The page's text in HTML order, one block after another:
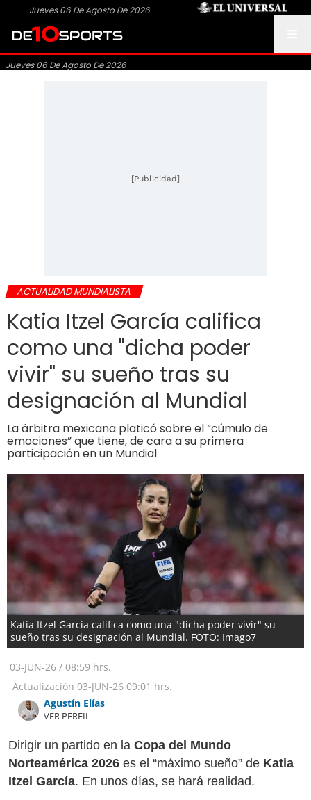
Jueves 06 De Agosto De 2026
Jueves 06 De Agosto De 2026
[Publicidad]
ACTUALIDAD MUNDIALISTA
Katia Itzel García califica
como una "dicha poder
vivir" su sueño tras su
designación al Mundial
La árbitra mexicana platicó sobre el “cúmulo de
emociones” que tiene, de cara a su primera
participación en un Mundial
Katia Itzel García califica como una "dicha poder vivir" su
sueño tras su designación al Mundial. FOTO: Imago7
03-JUN-26 / 08:59 hrs.
Actualización 03-JUN-26 09:01 hrs.
Agustín Elías
VER PERFIL
Dirigir un partido en la Copa del Mundo
Norteamérica 2026 es el “máximo sueño” de Katia
Itzel García. En unos días, se hará realidad.